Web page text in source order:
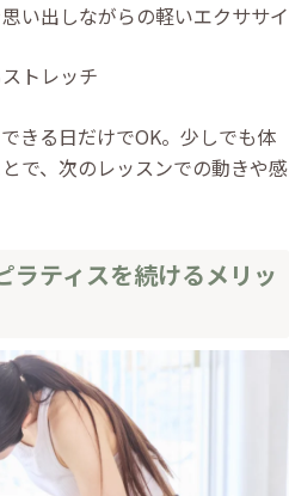
い出しながらの軽いエクササイ
トレッチ
きる日だけでOK。少しでも体
で、次のレッスンでの動きや感
ティスを続けるメリッ